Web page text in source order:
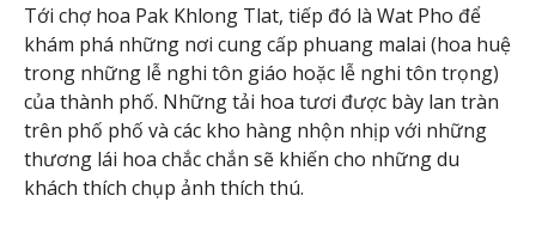
Tới chợ hoa Pak Khlong Tlat, tiếp đó là Wat Pho để
khám phá những nơi cung cấp phuang malai (hoa huệ
trong những lễ nghi tôn giáo hoặc lễ nghi tôn trọng)
của thành phố. Những tải hoa tươi được bày lan tràn
trên phố phố và các kho hàng nhộn nhịp với những
thương lái hoa chắc chắn sẽ khiến cho những du
khách thích chụp ảnh thích thú.